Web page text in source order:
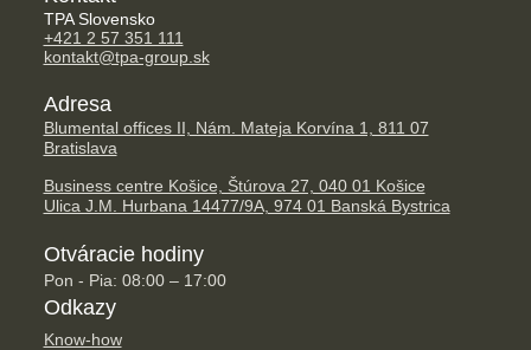
TPA Slovensko
+421 2 57 351 111
kontakt@tpa-group.sk
Adresa
Blumental offices II, Nám. Mateja Korvína 1, 811 07
Bratislava
Business centre Košice, Štúrova 27, 040 01 Košice
Ulica J.M. Hurbana 14477/9A, 974 01 Banská Bystrica
Otváracie hodiny
Pon - Pia: 08:00 – 17:00
Odkazy
Know-how